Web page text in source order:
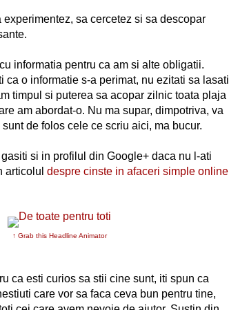
experimentez, sa cercetez si sa descopar
informatia pentru ca am si alte obligatii.
ca o informatie s-a perimat, nu ezitati sa lasati
timpul si puterea sa acopar zilnic toata plaja
am abordat-o. Nu ma supar, dimpotriva, va
de folos cele ce scriu aici, ma bucur.
si in profilul din Google+ daca nu l-ati
articolul despre cinste in afaceri simple online
↑ Grab this Headline Animator
ca esti curios sa stii cine sunt, iti spun ca
care vor sa faca ceva bun pentru tine,